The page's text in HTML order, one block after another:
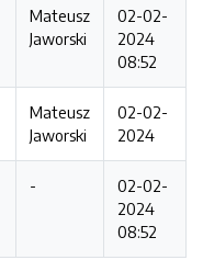
Mateusz
Jaworski
02-02-
2024
08:52
Mateusz
Jaworski
02-02-
2024
-
02-02-
2024
08:52